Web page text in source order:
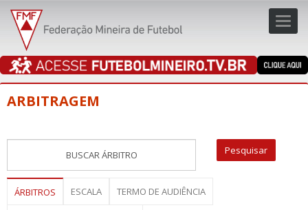
ARBITRAGEM
ÁRBITROS ESCALA TERMO DE AUDIÊNCIA